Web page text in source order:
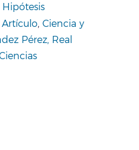
Hipótesis
Artículo, Ciencia y
Pérez, Real